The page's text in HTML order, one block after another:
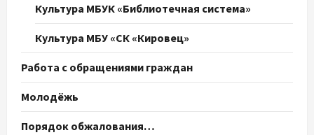
Культура МБУК «Библиотечная система»
Культура МБУ «СК «Кировец»
Работа с обращениями граждан
Молодёжь
Порядок обжалования…